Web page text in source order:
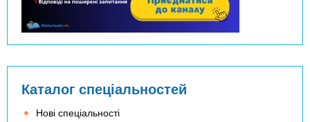
Каталог спеціальностей
Нові спеціальності